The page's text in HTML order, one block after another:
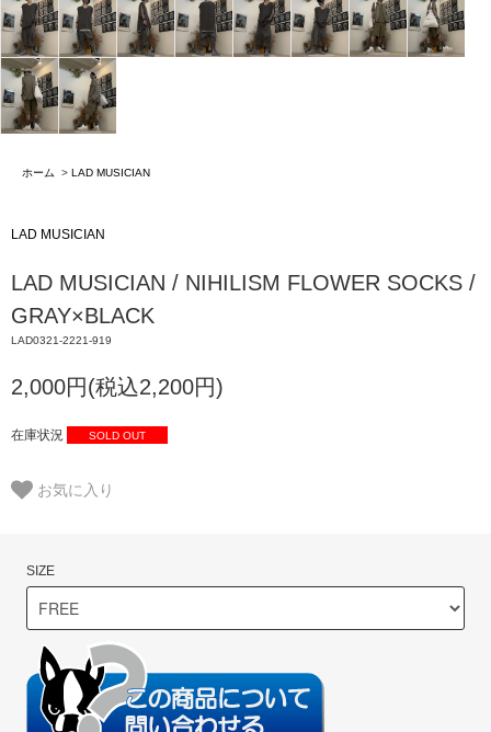
ホーム > LAD MUSICIAN
LAD MUSICIAN
LAD MUSICIAN / NIHILISM FLOWER SOCKS /
GRAY×BLACK
LAD0321-2221-919
2,000円(税込2,200円)
在庫状況 SOLD OUT
お気に入り
SIZE